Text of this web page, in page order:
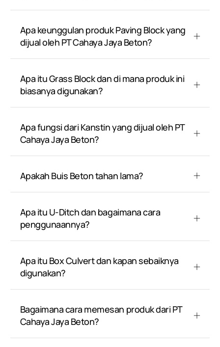
Apa keunggulan produk Paving Block yang
dijual oleh PT Cahaya Jaya Beton?
Apa itu Grass Block dan di mana produk ini
biasanya digunakan?
Apa fungsi dari Kanstin yang dijual oleh PT
Cahaya Jaya Beton?
Apakah Buis Beton tahan lama?
Apa itu U-Ditch dan bagaimana cara
penggunaannya?
Apa itu Box Culvert dan kapan sebaiknya
digunakan?
Bagaimana cara memesan produk dari PT
Cahaya Jaya Beton?